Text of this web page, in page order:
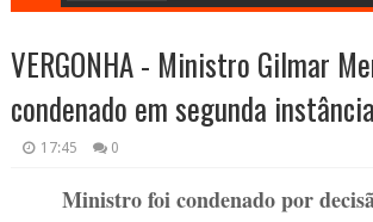
VERGONHA - Ministro Gilmar
condenado em segunda instância
17:45 0
Ministro foi condenado por